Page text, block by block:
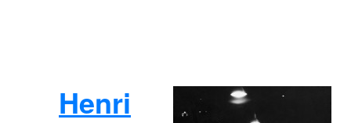
Henri